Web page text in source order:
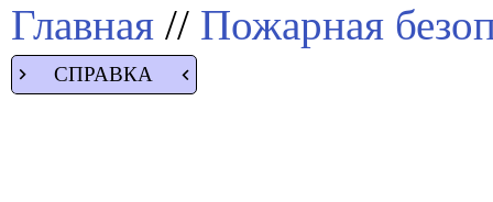
Главная // Пожарная
СПРАВКА